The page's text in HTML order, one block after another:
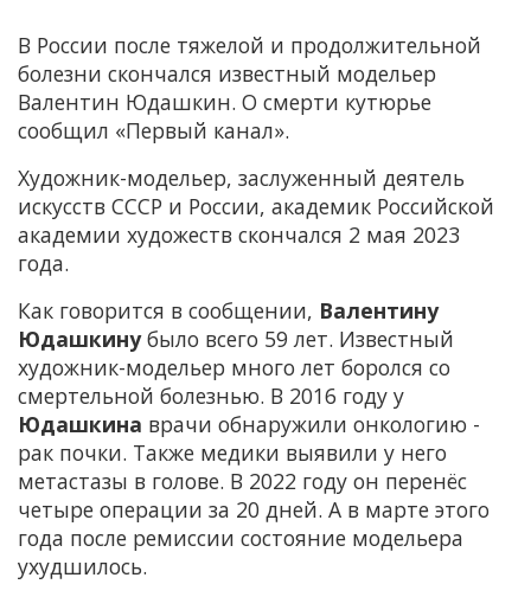
В России после тяжелой и продолжительной
болезни скончался известный модельер
Валентин Юдашкин. О смерти кутюрье
сообщил «Первый канал».
Художник-модельер, заслуженный деятель
искусств СССР и России, академик Российской
академии художеств скончался 2 мая 2023
года.
Как говорится в сообщении, Валентину
Юдашкинубыло всего 59 лет. Известный
художник-модельер много лет боролся со
смертельной болезнью. В 2016 году у
Юдашкина врачи обнаружили онкологию -
рак почки. Также медики выявили у него
метастазы в голове. В 2022 году он перенёс
четыре операции за 20 дней. А в марте этого
года после ремиссии состояние модельера
ухудшилось.